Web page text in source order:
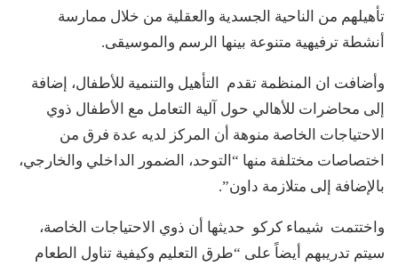
تأهيلهم من الناحية الجسدية والعقلية من خلال ممارسة
أنشطة ترفيهية متنوعة بينها الرسم والموسيقى.
وأضافت ان المنظمة تقدم التأهيل والتنمية للأطفال، إضافة
إلى محاضرات للأهالي حول آلية التعامل مع الأطفال ذوي
الاحتياجات الخاصة منوهة أن المركز لديه عدة فرق من
اختصاصات مختلفة منها “التوحد، الضمور الداخلي والخارجي،
بالإضافة إلى متلازمة داون”.
واختتمت شيماء كركو حديثها أن ذوي الاحتياجات الخاصة،
سيتم تدريبهم أيضاً على “طرق التعليم وكيفية تناول الطعام